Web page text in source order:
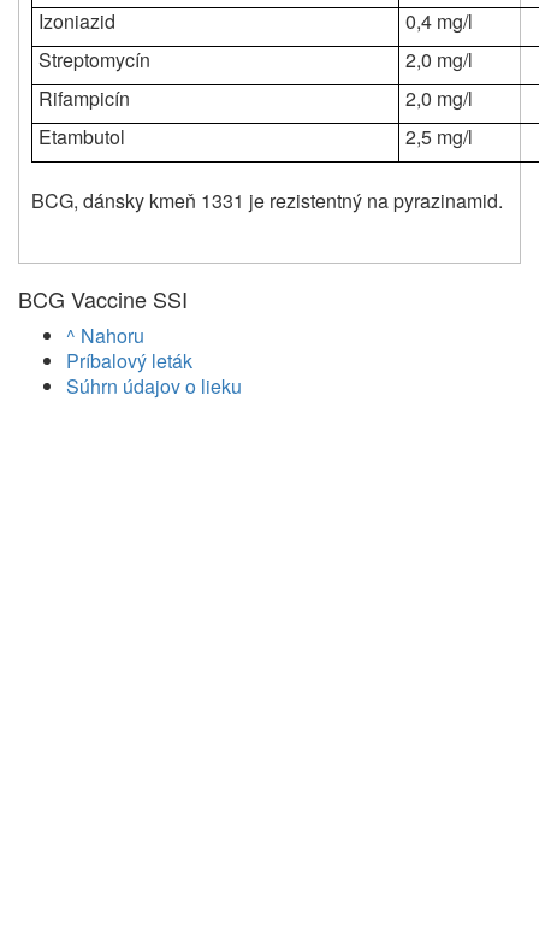
Izoniazid
0,4 mg/l
Streptomycín
2,0 mg/l
Rifampicín
2,0 mg/l
Etambutol
2,5 mg/l
BCG, dánsky kmeň 1331 je rezistentný na pyrazinamid.
BCG Vaccine SSI
^ Nahoru
Príbalový leták
Súhrn údajov o lieku